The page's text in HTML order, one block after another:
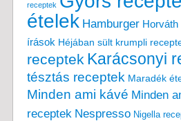
receptek
ételek Hamburger
írások Héjában sült krumpli
receptek Karácsonyi
tésztás receptek Maradék
Minden ami kávé Minden
receptek Nespresso Nigella